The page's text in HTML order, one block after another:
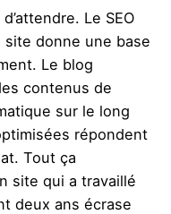
Le SEO
site donne une base
Le blog
contenus de
sur le long
répondent
Tout ça
site qui a travaillé
deux ans écrase